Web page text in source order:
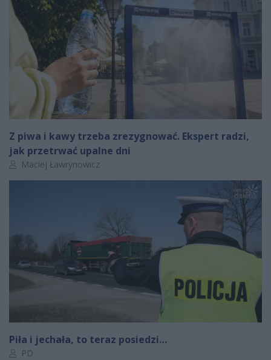
Z piwa i kawy trzeba zrezygnować. Ekspert radzi,
jak przetrwać upalne dni
Autor artykułu:
Maciej Ławrynowicz
Piła i jechała, to teraz posiedzi…
Autor artykułu:
PD